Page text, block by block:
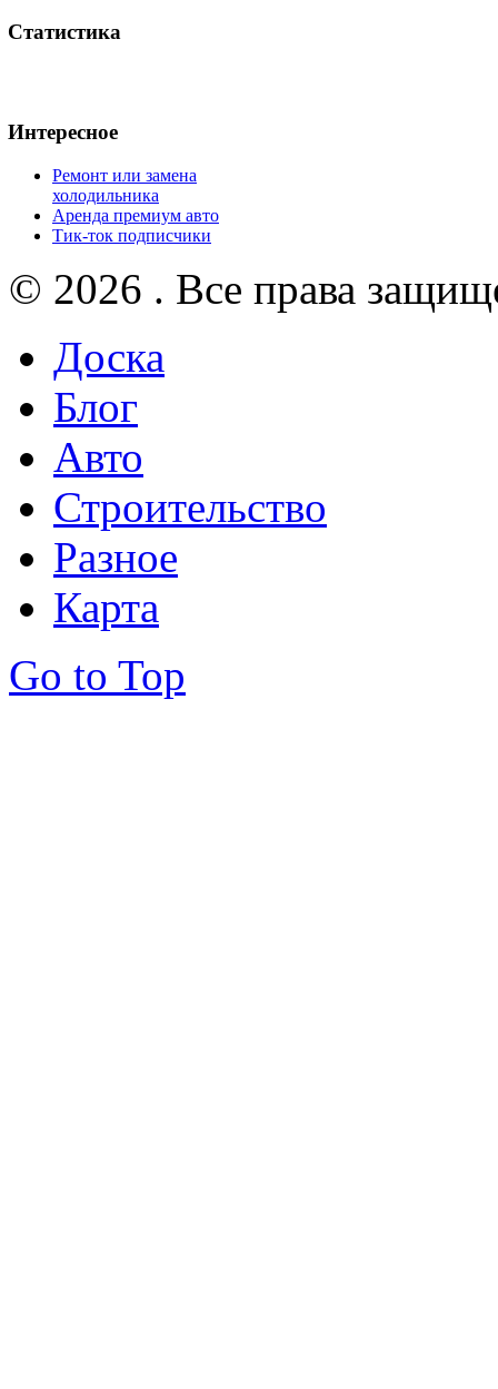
Статистика
Интересное
Ремонт или замена
холодильника
Аренда премиум авто
Тик-ток подписчики
© 2026 . Все права
Доска
Блог
Авто
Строительство
Разное
Карта
Go to Top